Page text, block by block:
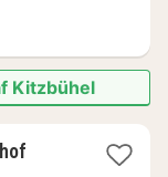
Kitzbühel
1